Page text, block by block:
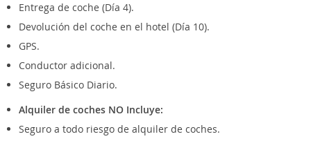
Entrega de coche (Día 4).
Devolución del coche en el hotel (Día 10).
GPS.
Conductor adicional.
Seguro Básico Diario.
Alquiler de coches NO Incluye:
Seguro a todo riesgo de alquiler de coches.